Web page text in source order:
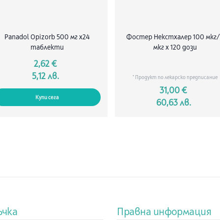
Panadol Opizorb 500 мг х24
таблекти
2,62 €
5,12 лв.
Купи сега
Фостер Некстхалер 100
мкг х 120 дози
* Продукт по лекарско предписание
31,00 €
60,63 лв.
Правна информация